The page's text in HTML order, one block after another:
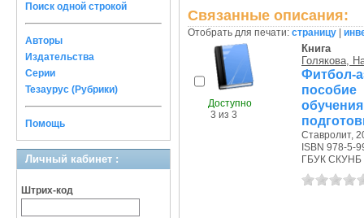
Поиск одной строкой
Авторы
Издательства
Серии
Тезаурус (Рубрики)
Помощь
Личный кабинет :
Штрих-код
Связанные описания:
Отобрать для печати: страницу
Доступно
3 из 3
Книга
Голякова,
Ставролит,
ISBN 978-5-
ГБУК